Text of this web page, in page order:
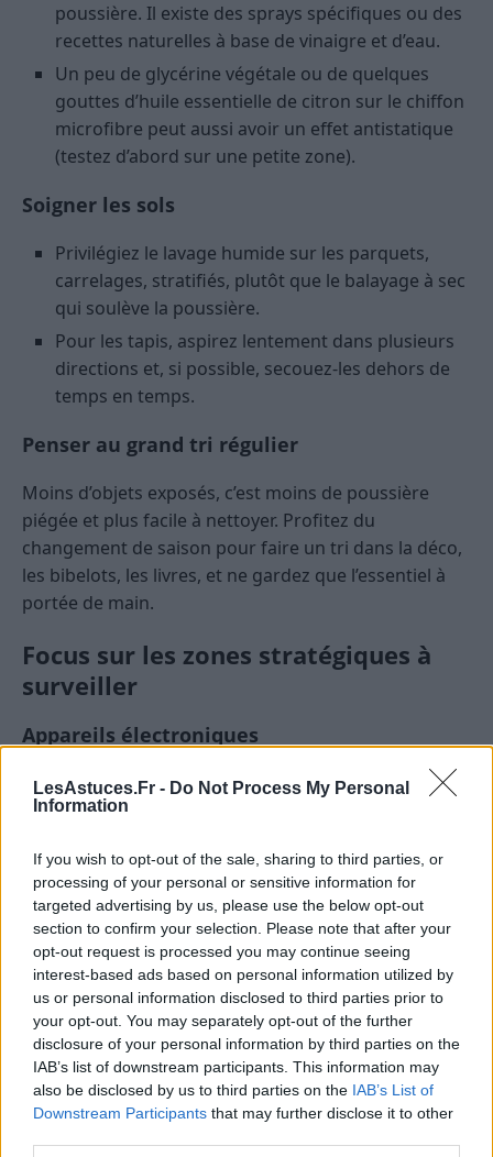
LesAstuces.Fr - Do Not Process My Personal
Information
If you wish to opt-out of the sale, sharing to third parties, or
processing of your personal or sensitive information for
targeted advertising by us, please use the below opt-out
section to confirm your selection. Please note that after your
opt-out request is processed you may continue seeing
interest-based ads based on personal information utilized by
us or personal information disclosed to third parties prior to
your opt-out. You may separately opt-out of the further
disclosure of your personal information by third parties on the
IAB’s list of downstream participants. This information may
also be disclosed by us to third parties on the IAB’s List of
Downstream Participants that may further disclose it to other
poussière. Il existe des sprays spécifiques ou des
recettes naturelles à base de vinaigre et d’eau.
Un peu de glycérine végétale ou de quelques
gouttes d’huile essentielle de citron sur le chiffon
microfibre peut aussi avoir un effet antistatique
(testez d’abord sur une petite zone).
Soigner les sols
Privilégiez le lavage humide sur les parquets,
carrelages, stratifiés, plutôt que le balayage à sec
qui soulève la poussière.
Pour les tapis, aspirez lentement dans plusieurs
directions et, si possible, secouez-les dehors de
temps en temps.
Penser au grand tri régulier
Moins d’objets exposés, c’est moins de poussière
piégée et plus facile à nettoyer. Profitez du
changement de saison pour faire un tri dans la déco,
les bibelots, les livres, et ne gardez que l’essentiel à
portée de main.
Focus sur les zones stratégiques à
surveiller
Appareils électroniques
La télévision, les ordinateurs, les box internet et
consoles attirent la poussière à cause de
chiffon microfibre légèrement humide (jamais
mouillé !).
Pensez à nettoyer derrière et sous ces appareils,
où la poussière s’accumule en masse.
Plinthes, rebords, cadres et interrupteurs
Ce sont des zones souvent oubliées. Passez un
coup de chiffon microfibre toutes les semaines
ou utilisez un embout brosse d’aspirateur.